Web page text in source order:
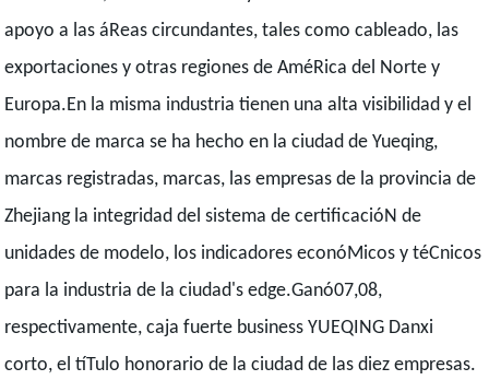
apoyo a las áReas circundantes, tales como cableado, las
exportaciones y otras regiones de AméRica del Norte y
Europa.En la misma industria tienen una alta visibilidad y el
nombre de marca se ha hecho en la ciudad de Yueqing,
marcas registradas, marcas, las empresas de la provincia de
Zhejiang la integridad del sistema de certificacióN de
unidades de modelo, los indicadores econóMicos y téCnicos
para la industria de la ciudad's edge.Ganó07,08,
respectivamente, caja fuerte business YUEQING Danxi
corto, el tíTulo honorario de la ciudad de las diez empresas.